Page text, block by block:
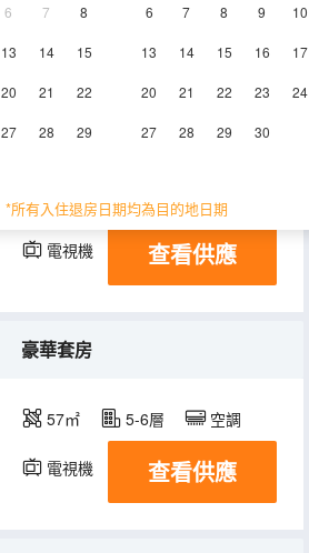
6 7 8
13 14 15
20 21 22
27 28 29
6 7 8 9 10
13 14 15 16 17
20 21 22 23 24
27 28 29 30
*所有入住退房日期均為目的地日期
普通標準間B
26㎡ 4層 空調
電視機 查看供應
豪華套房
57㎡ 5-6層 空調
電視機 查看供應